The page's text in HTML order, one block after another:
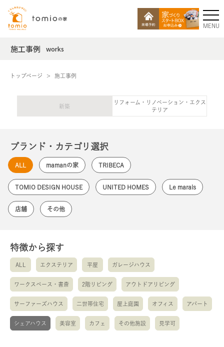
MENU
施工事例 works
トップページ 施工事例
新築
リフォーム・リノベーション・エクス
テリア
ブランド・カテゴリ選択
ALL mamanの家 TRIBECA
TOMIO DESIGN HOUSE UNITED HOMES Le marais
店舗 その他
特徴から探す
ALL エクステリア 平屋 ガレージハウス
ワークスペース・書斎 2階リビング アウトドアリビング
サーファーズハウス 二世帯住宅 屋上庭園 オフィス アパート
シェアハウス 美容室 カフェ その他施設 見学可